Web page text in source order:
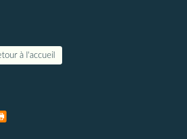
à l'accueil